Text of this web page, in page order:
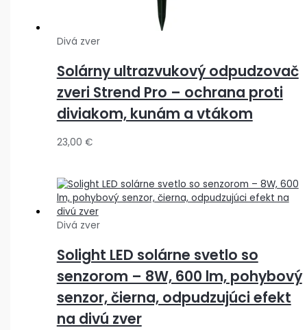
Divá zver
Solárny ultrazvukový odpudzovač
zveri Strend Pro – ochrana proti
diviakom, kunám a vtákom
23,00 €
Divá zver
Solight LED solárne svetlo so
senzorom – 8W, 600 lm, pohybový
senzor, čierna, odpudzujúci efekt
na divú zver